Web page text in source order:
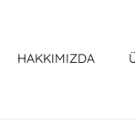
HAKKIMIZDA